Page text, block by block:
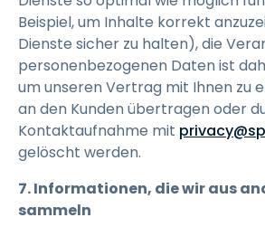
Beispiel, um Inhalte korrekt
Dienste sicher zu halten), die
personenbezogenen Daten ist
um unseren Vertrag mit Ihnen zu
an den Kunden übertragen oder
Kontaktaufnahme mit
gelöscht werden.
7. Informationen, die wir aus
sammeln